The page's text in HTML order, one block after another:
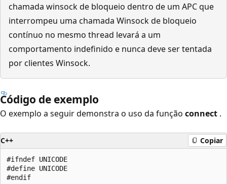
chamada winsock de bloqueio dentro de um APC que
interrompeu uma chamada Winsock de bloqueio
contínuo no mesmo thread levará a um
comportamento indefinido e nunca deve ser tentada
por clientes Winsock.
Código de exemplo
O exemplo a seguir demonstra o uso da função connect .
C++ Copiar
#ifndef UNICODE
#define UNICODE
#endif